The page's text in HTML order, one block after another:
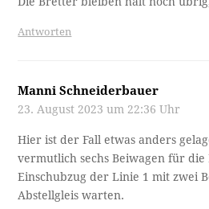
Antworten
Manni Schneiderbauer
23. August 2023 um 22:36 Uhr
Hier ist der Fall etwas anders
vermutlich sechs Beiwagen für
Einschubzug der Linie 1 mit zwei
Abstellgleis warten.